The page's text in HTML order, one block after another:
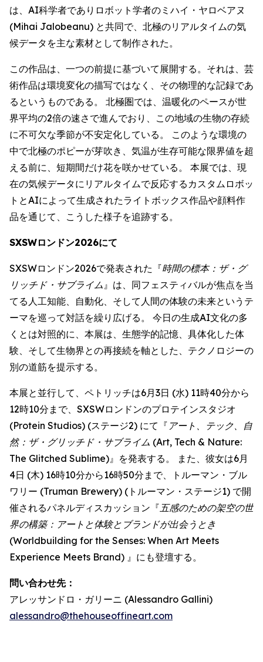
は、AI科学者でありロボット学者のミハイ・ヤロベアヌ
(Mihai Jalobeanu) と共同で、北極のリアルタイムの気
候データを主な素材として制作された。
この作品は、一つの前提に基づいて展開する。それは、芸
術作品は環境変化の描写ではなく、その物理的な記録であ
るというものである。 北極圏では、温暖化のペースが世
界平均の2倍の速さで進んでおり、この地域の生物の存続
に不可欠な季節が不安定化している。 このような環境の
中で北極のポピーが芽吹き、気温が生存可能な限界値を超
える前に、短期間だけ花を咲かせている。 本展では、現
在の気候データにリアルタイムで反応するカスタムロボッ
トとAIによって生成されたライトボックス作品や顔料作
品を通じて、こうした様子を追跡する。
SXSWロンドン2026にて
SXSWロンドン2026で発表された『時間の標本：ザ・グ
リッチド・サブライム』は、同フェスティバルが焦点を当
てる人工知能、自動化、そして人間の体験の未来というテ
ーマを巡って対話を繰り広げる。 今日の生成AI文化の多
くとは対照的に、本展は、生態学的記憶、具体化した体
験、そして生物界との再接続を軸とした、テクノロジーの
別の道筋を提示する。
本展と並行して、ペトリッチは6月3日 (水) 11時40分から
12時10分まで、SXSWロンドンのプロテインスタジオ
(Protein Studios) (ステージ2) にて『 アート、テック、自
然：ザ・グリッチド・サブライム (Art, Tech & Nature:
The Glitched Sublime)』を発表する。 また、彼女は6月
4日 (木) 16時10分から16時50分まで、トルーマン・ブル
ワリー (Truman Brewery) (トルーマン・ステージ1) で開
催されるパネルディスカッション『五感のための架空の世
界の構築：アートと体験とブランドが出会うとき
(Worldbuilding for the Senses: When Art Meets
Experience Meets Brand) 』にも登壇する。
問い合わせ先：
アレッサンドロ・ガリーニ (Alessandro Gallini)
alessandro@thehouseoffineart.com